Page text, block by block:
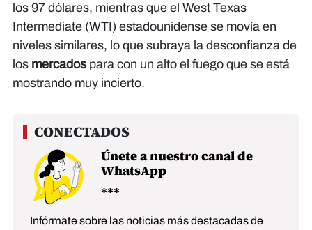
los 97 dólares, mientras que el West Texas
Intermediate (WTI) estadounidense se movía en
niveles similares, lo que subraya la desconfianza de
los mercadospara con un alto el fuego que se está
mostrando muy incierto.
Únete a nuestro canal de
WhatsApp
Infórmate sobre las noticias más destacadas de